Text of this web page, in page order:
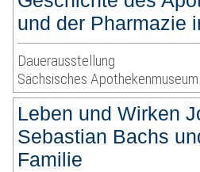
und der Pharmazie
Dauerausstellung
Sächsisches
Leben und Wirken
Sebastian Bachs
Familie